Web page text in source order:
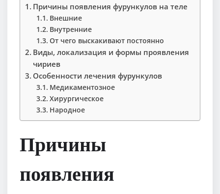
Причины появления фурункулов на теле
Внешние
Внутренние
От чего выскакивают постоянно
Виды, локализация и формы проявления
чириев
Особенности лечения фурункулов
Медикаментозное
Хирургическое
Народное
Причины
появления